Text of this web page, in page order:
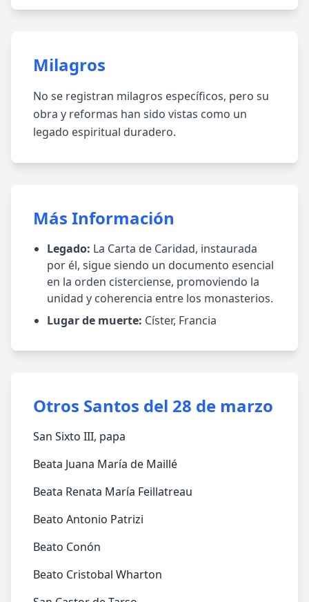
Milagros
No se registran milagros específicos, pero su
obra y reformas han sido vistas como un
legado espiritual duradero.
Más Información
Legado: La Carta de Caridad, instaurada
por él, sigue siendo un documento esencial
en la orden cisterciense, promoviendo la
unidad y coherencia entre los monasterios.
Lugar de muerte: Císter, Francia
Otros Santos del 28 de marzo
San Sixto III, papa
Beata Juana María de Maillé
Beata Renata María Feillatreau
Beato Antonio Patrizi
Beato Conón
Beato Cristobal Wharton